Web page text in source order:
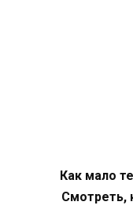
Как мало
Смотреть,